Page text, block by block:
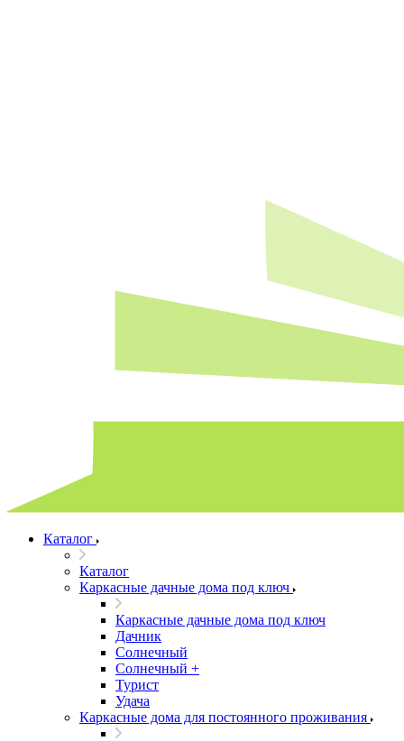
Каталог
Каталог
Каркасные дачные дома под ключ
Каркасные дачные дома под ключ
Дачник
Солнечный
Солнечный +
Турист
Удача
Каркасные дома для постоянного проживания